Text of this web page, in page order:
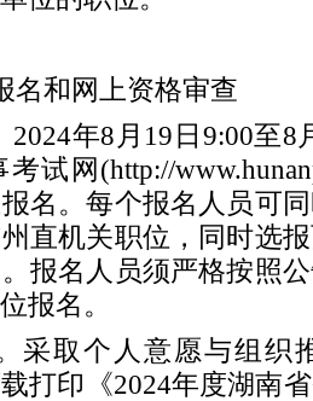
名和网上资格审查
2024年8月19日9:00至8
试网(http://
名。每个报名人员可
直机关职位，同时选
报名人员须严格按照
报名。
采取个人意愿与组织
打印《2024年度湖南